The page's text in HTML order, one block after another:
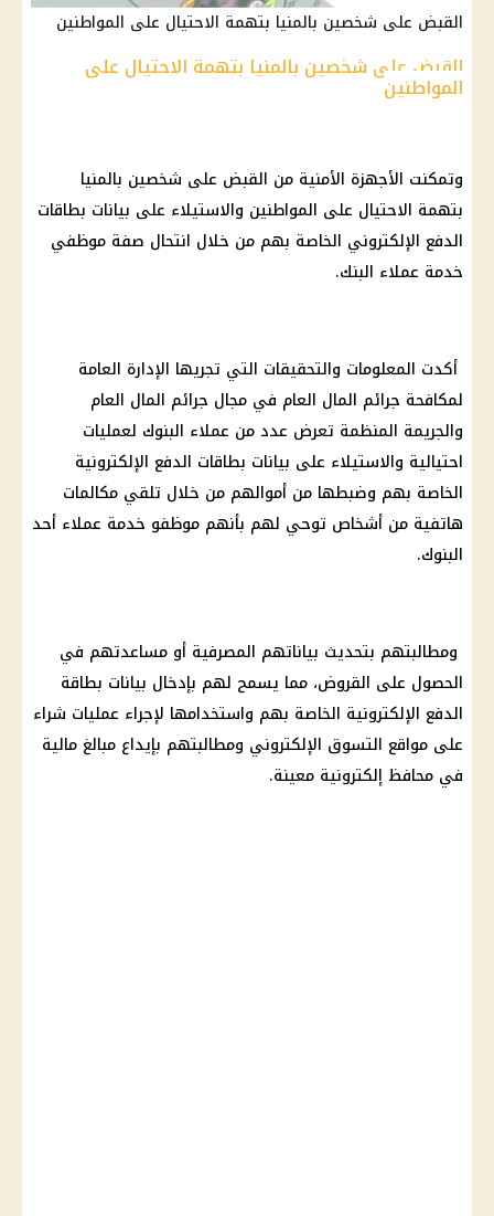
القبض على شخصين بالمنيا بتهمة الاحتيال على المواطنين
القبض على شخصين بالمنيا بتهمة الاحتيال على
المواطنين
وتمكنت الأجهزة الأمنية من القبض على شخصين بالمنيا
بتهمة الاحتيال على المواطنين والاستيلاء على بيانات بطاقات
الدفع الإلكتروني الخاصة بهم من خلال انتحال صفة موظفي
خدمة عملاء البنك.
أكدت المعلومات والتحقيقات التي تجريها الإدارة العامة
لمكافحة جرائم المال العام في مجال جرائم المال العام
والجريمة المنظمة تعرض عدد من عملاء البنوك لعمليات
احتيالية والاستيلاء على بيانات بطاقات الدفع الإلكترونية
الخاصة بهم وضبطها من أموالهم من خلال تلقي مكالمات
هاتفية من أشخاص توحي لهم بأنهم موظفو خدمة عملاء أحد
البنوك.
ومطالبتهم بتحديث بياناتهم المصرفية أو مساعدتهم في
الحصول على القروض، مما يسمح لهم بإدخال بيانات بطاقة
الدفع الإلكترونية الخاصة بهم واستخدامها لإجراء عمليات شراء
على مواقع التسوق الإلكتروني ومطالبتهم بإيداع مبالغ مالية
في محافظ إلكترونية معينة.